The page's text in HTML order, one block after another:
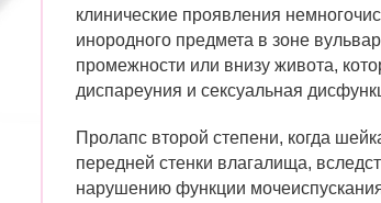
клинические проявления
инородного предмета в зоне
промежности или внизу живота,
диспареуния и сексуальная
Пролапс второй степени, когда
передней стенки влагалища,
нарушению функции